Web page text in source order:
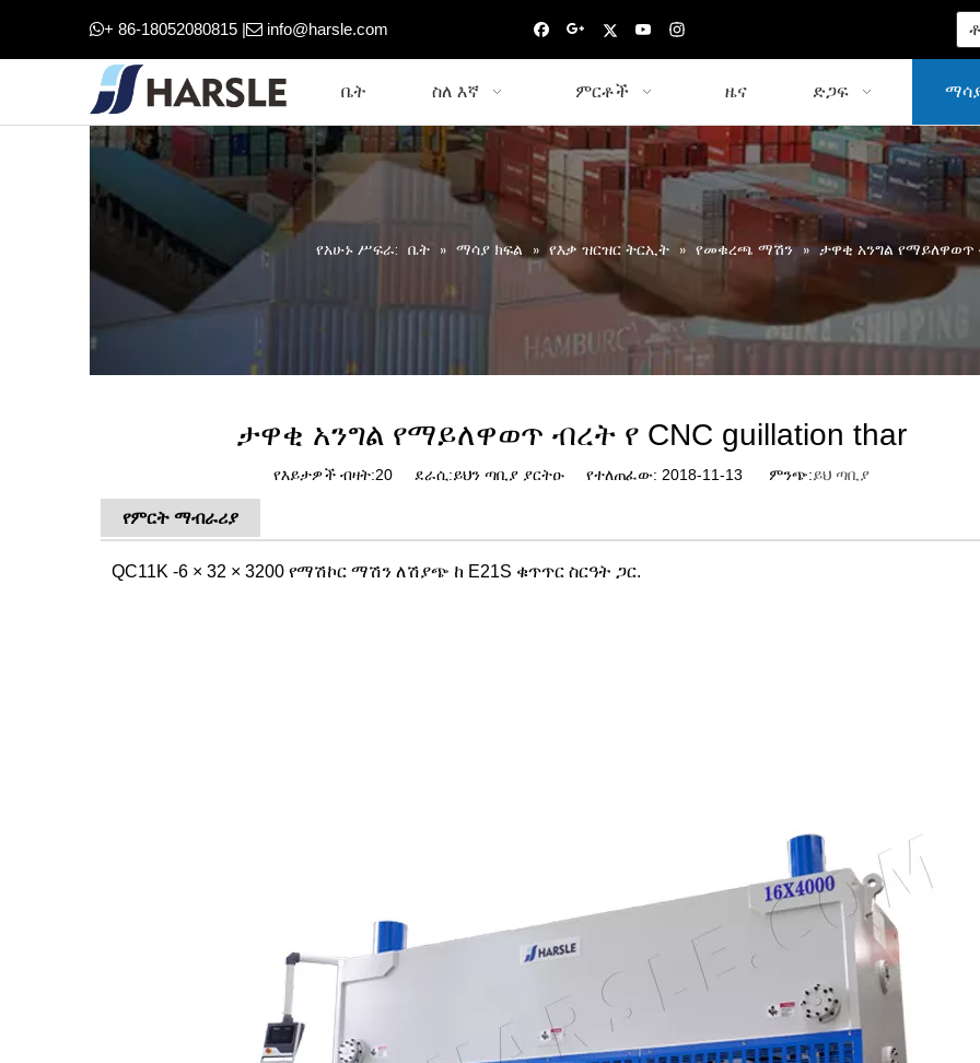
+ 86-18052080815 | info@harsle.com
ቤት ስለ እኛ ምርቶች ዜና ድጋፍ
የአሁኑ ሥፍራ: ቤት » ማሳያ ክፍል » የእቃ ዝርዝር ትርኢት » የመቁረጫ ማሽን » ታዋቂ አንግል የማይለዋወጥ
ታዋቂ አንግል የማይለዋወጥ ብረት የ CNC guillation thar
የእይታዎች ብዛት:20ደራሲ:ይህን ጣቢያ ያርትዑ የተለጠፈው: 2018-11-13 ምንጭ:ይህ ጣቢያ
የምርት ማብራሪያ
QC11K -6 × 32 × 3200 የማሽኮር ማሽን ለሽያጭ ከ E21S ቁጥጥር ስርዓት ጋር.